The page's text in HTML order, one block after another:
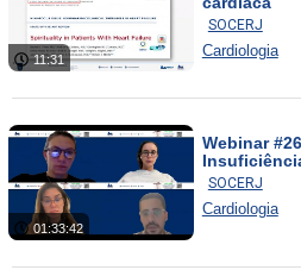
11:31
SOCERJ
Cardiologia
01:33:42
Webinar
em 2026?
SOCERJ
Cardiologia